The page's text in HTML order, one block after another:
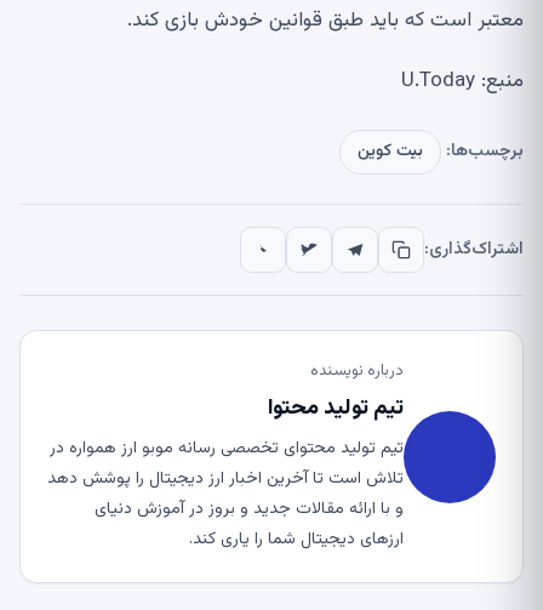
معتبر است که باید طبق قوانین خودش بازی کند.
منبع: U.Today
برچسب‌ها: بیت کوین
اشتراک‌گذاری:
درباره نویسنده
تیم تولید محتوا
تیم تولید محتوای تخصصی رسانه موبو ارز همواره در
تلاش است تا آخرین اخبار ارز دیجیتال را پوشش دهد
و با ارائه مقالات جدید و بروز در آموزش دنیای
ارزهای دیجیتال شما را یاری کند.